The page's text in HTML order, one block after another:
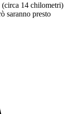
(circa 14 chilometri)
saranno presto